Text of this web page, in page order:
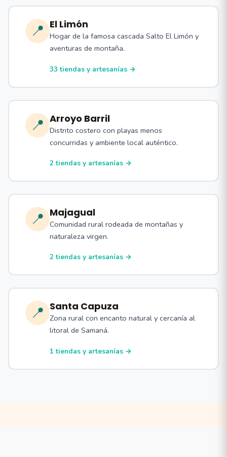
📍 El Limón
Hogar de la famosa cascada Salto El Limón y
aventuras de montaña.
33 tiendas y artesanías →
📍 Arroyo Barril
Distrito costero con playas menos
concurridas y ambiente local auténtico.
2 tiendas y artesanías →
📍 Majagual
Comunidad rural rodeada de montañas y
naturaleza virgen.
2 tiendas y artesanías →
📍 Santa Capuza
Zona rural con encanto natural y cercanía al
litoral de Samaná.
1 tiendas y artesanías →